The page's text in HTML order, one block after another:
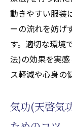
動きやすい服装
ーの流れを妨げ
す。適切な環境
法)の効果を実
ス軽減や心身の
気功(天啓気